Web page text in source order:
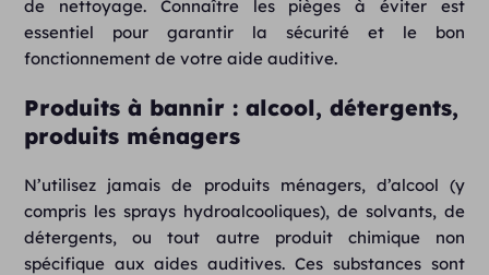
de nettoyage. Connaître les pièges à éviter est
essentiel pour garantir la sécurité et le bon
fonctionnement de votre aide auditive.
Produits à bannir : alcool, détergents,
produits ménagers
N’utilisez jamais de produits ménagers, d’alcool (y
compris les sprays hydroalcooliques), de solvants, de
détergents, ou tout autre produit chimique non
spécifique aux aides auditives. Ces substances sont